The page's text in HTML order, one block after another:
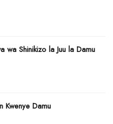
wa Shinikizo la Juu la Damu
Kwenye Damu